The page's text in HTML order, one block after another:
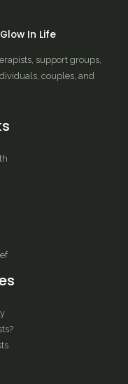
In Life
support groups,
couples, and